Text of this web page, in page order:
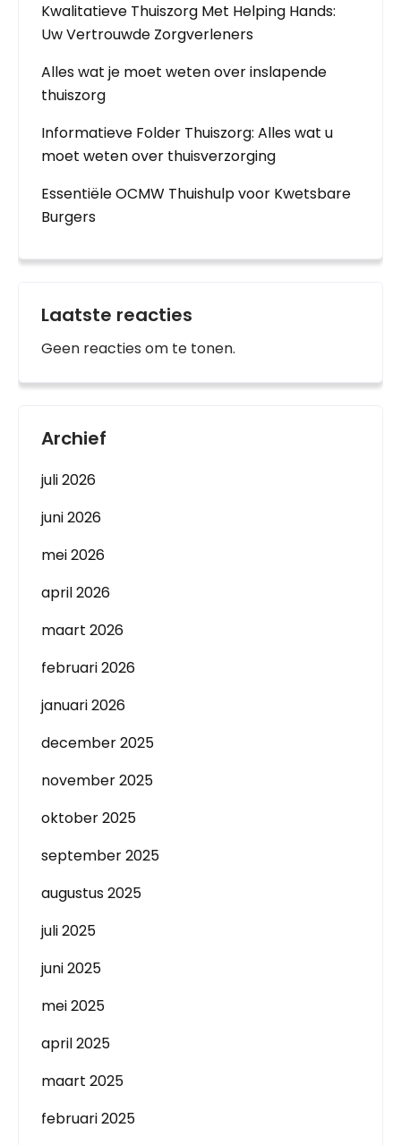
Kwalitatieve Thuiszorg Met Helping Hands:
Uw Vertrouwde Zorgverleners
Alles wat je moet weten over inslapende
thuiszorg
Informatieve Folder Thuiszorg: Alles wat u
moet weten over thuisverzorging
Essentiële OCMW Thuishulp voor Kwetsbare
Burgers
Laatste reacties
Geen reacties om te tonen.
Archief
juli 2026
juni 2026
mei 2026
april 2026
maart 2026
februari 2026
januari 2026
december 2025
november 2025
oktober 2025
september 2025
augustus 2025
juli 2025
juni 2025
mei 2025
april 2025
maart 2025
februari 2025